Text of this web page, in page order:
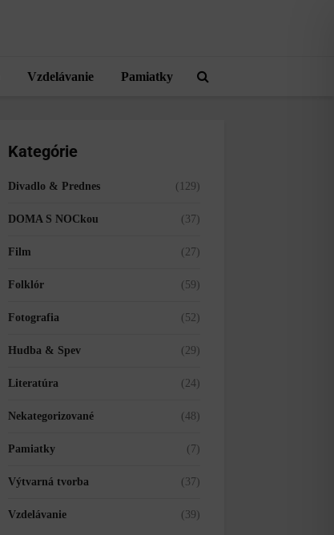
Vzdelávanie Pamiatky
Kategórie
Divadlo & Prednes (129)
DOMA S NOCkou (37)
Film (27)
Folklór (59)
Fotografia (52)
Hudba & Spev (29)
Literatúra (24)
Nekategorizované (48)
Pamiatky (7)
Výtvarná tvorba (37)
Vzdelávanie (39)